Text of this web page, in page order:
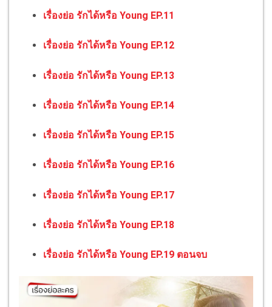
เรื่องย่อ รักได้หรือ Young EP.11
เรื่องย่อ รักได้หรือ Young EP.12
เรื่องย่อ รักได้หรือ Young EP.13
เรื่องย่อ รักได้หรือ Young EP.14
เรื่องย่อ รักได้หรือ Young EP.15
เรื่องย่อ รักได้หรือ Young EP.16
เรื่องย่อ รักได้หรือ Young EP.17
เรื่องย่อ รักได้หรือ Young EP.18
เรื่องย่อ รักได้หรือ Young EP.19 ตอนจบ